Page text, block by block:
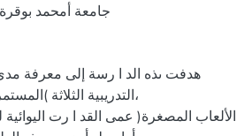
جامعة أمحمد
هدفت ىذه الد ا رسة إلى معرفة
التدريبية الثلاثة
الألعاب المصغرة( عمى القد ا رت